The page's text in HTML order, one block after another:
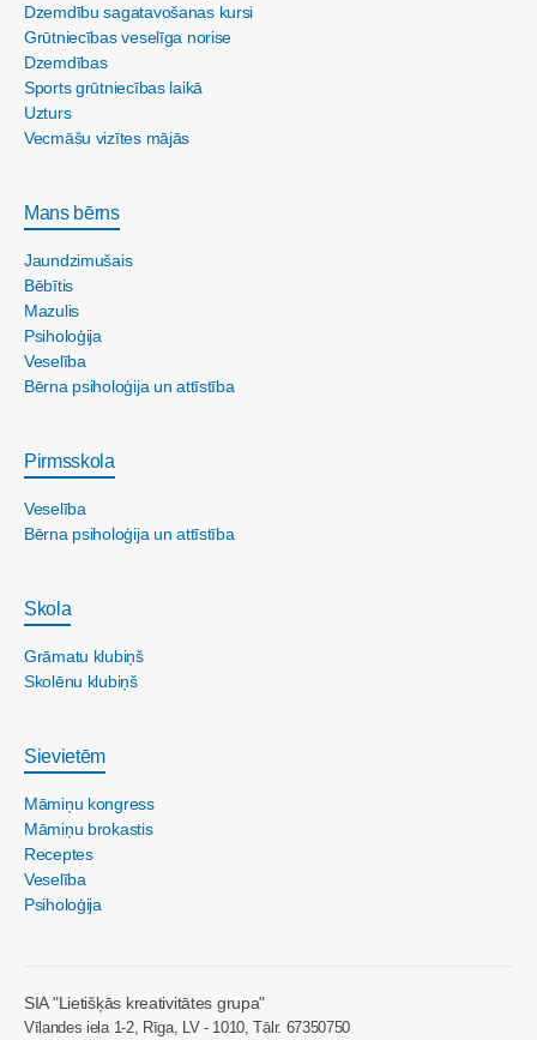
Dzemdību sagatavošanas kursi
Grūtniecības veselīga norise
Dzemdības
Sports grūtniecības laikā
Uzturs
Vecmāšu vizītes mājās
Mans bērns
Jaundzimušais
Bēbītis
Mazulis
Psiholoģija
Veselība
Bērna psiholoģija un attīstība
Pirmsskola
Veselība
Bērna psiholoģija un attīstība
Skola
Grāmatu klubiņš
Skolēnu klubiņš
Sievietēm
Māmiņu kongress
Māmiņu brokastis
Receptes
Veselība
Psiholoģija
SIA "Lietišķās kreativitātes grupa"
Vīlandes iela 1-2, Rīga, LV - 1010, Tālr. 67350750